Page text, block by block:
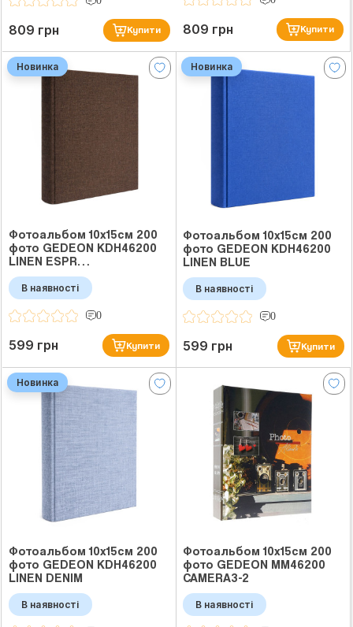
809 грн Купити 809 грн Купити
Новинка
Фотоальбом 10x15см 200
фото GEDEON KDH46200
LINEN ESPR…
В наявності
0
599 грн Купити
Новинка
Фотоальбом 10x15см 200
фото GEDEON KDH46200
LINEN BLUE
В наявності
0
599 грн Купити
Новинка
Фотоальбом 10x15см 200
фото GEDEON KDH46200
LINEN DENIM
В наявності
Фотоальбом 10x15см 200
фото GEDEON MM46200
CAMERA3-2
В наявності